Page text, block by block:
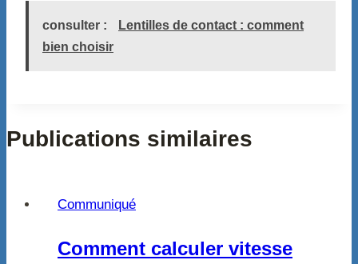
consulter :
Lentilles de contact : comment
bien choisir
Publications similaires
Communiqué
Comment calculer vitesse